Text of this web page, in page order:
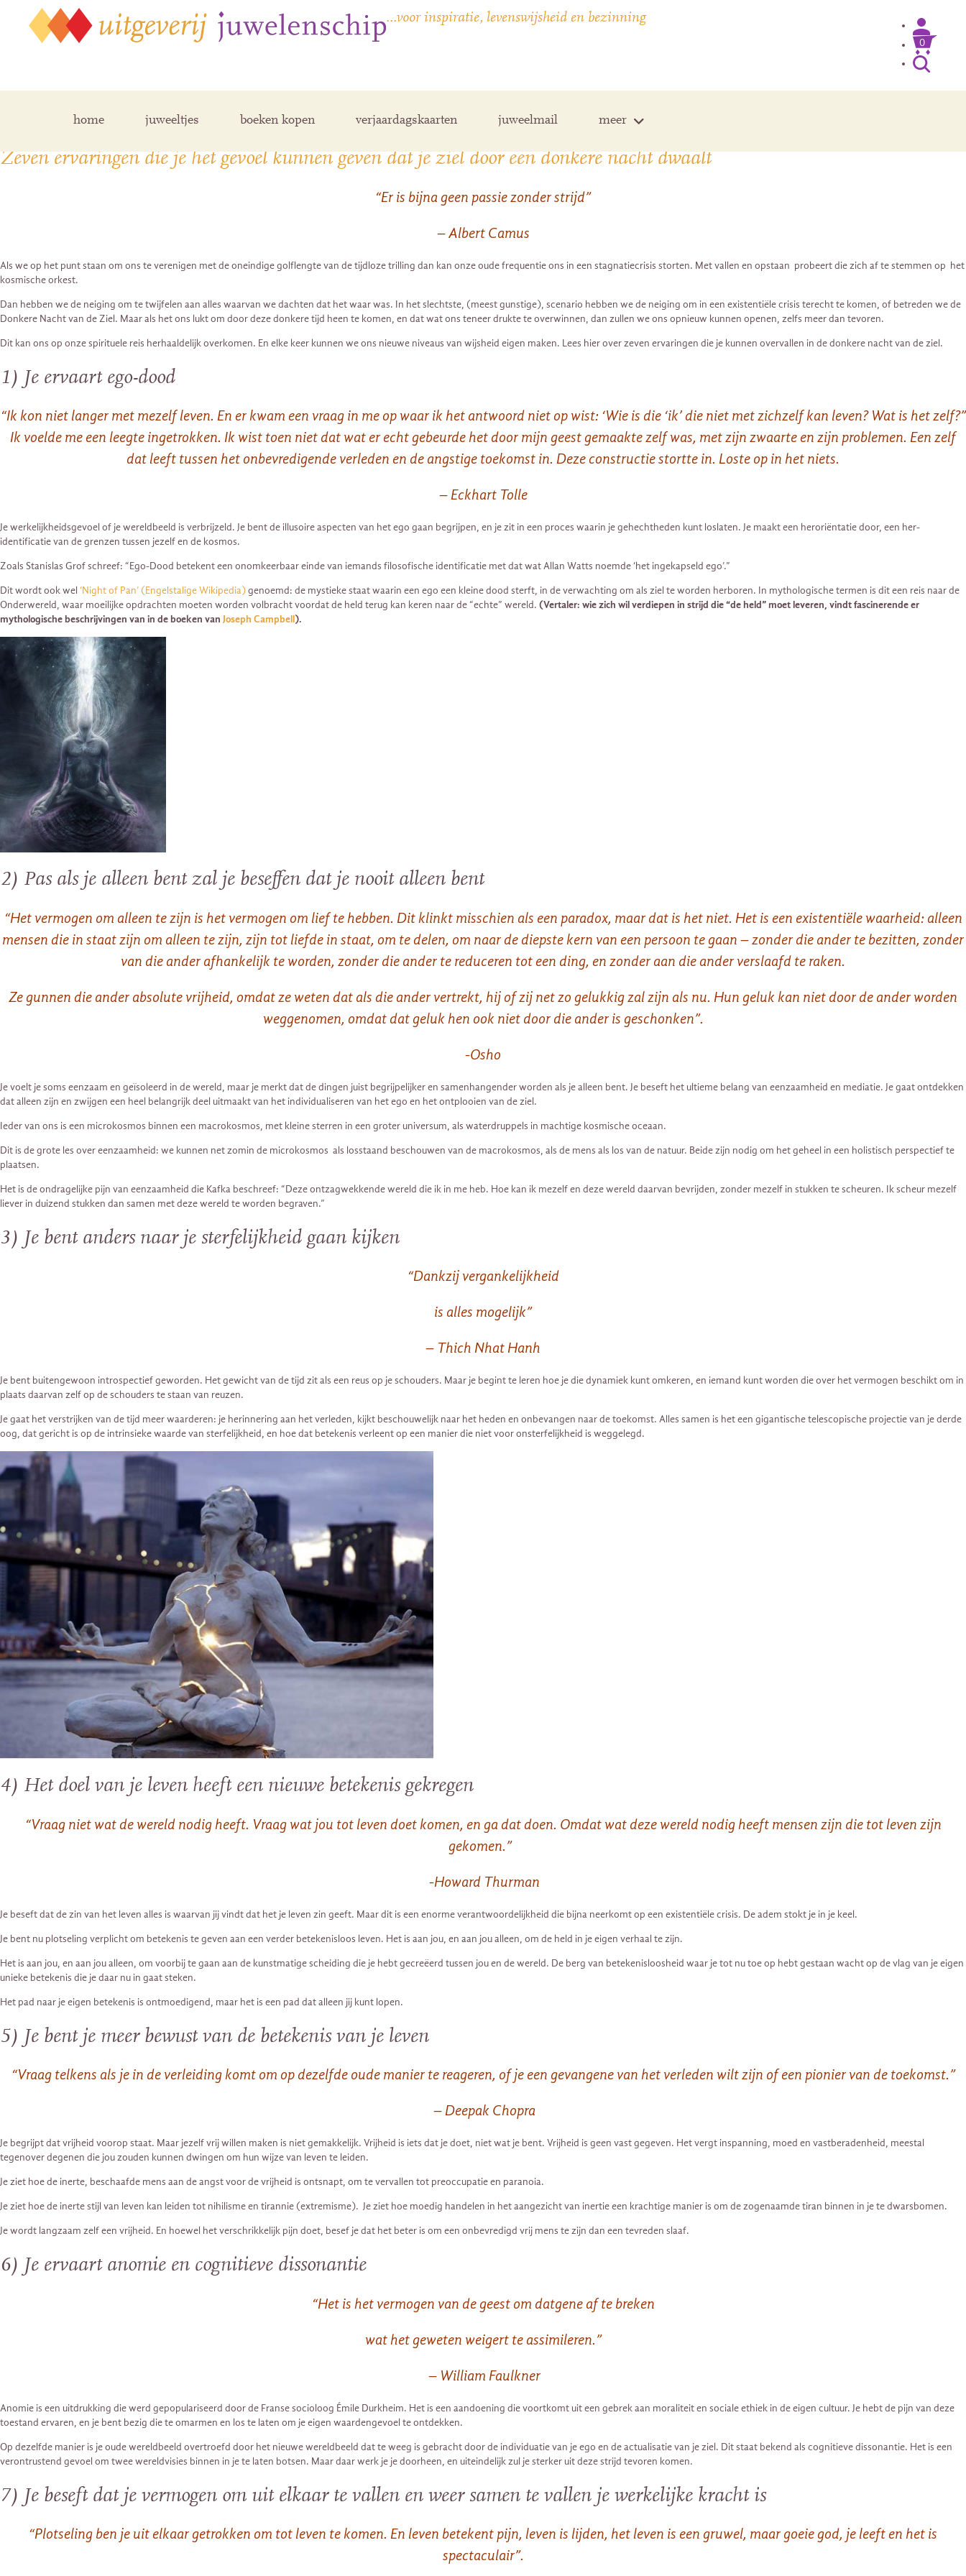
…voor inspiratie, levenswijsheid en bezinning
0
home juweeltjes boeken kopen verjaardagskaarten juweelmail meer
Archive for juli, 2018
Zeven ervaringen die je het gevoel kunnen geven dat je ziel door een donkere nacht dwaalt
“Er is bijna geen passie zonder strijd”
– Albert Camus
Als we op het punt staan om ons te verenigen met de oneindige golflengte van de tijdloze trilling dan kan onze oude frequentie ons in een stagnatiecrisis storten. Met vallen en opstaan probeert die zich af te stemmen op het
kosmische orkest.
Dan hebben we de neiging om te twijfelen aan alles waarvan we dachten dat het waar was. In het slechtste, (meest gunstige), scenario hebben we de neiging om in een existentiële crisis terecht te komen, of betreden we de
Donkere Nacht van de Ziel. Maar als het ons lukt om door deze donkere tijd heen te komen, en dat wat ons teneer drukte te overwinnen, dan zullen we ons opnieuw kunnen openen, zelfs meer dan tevoren.
Dit kan ons op onze spirituele reis herhaaldelijk overkomen. En elke keer kunnen we ons nieuwe niveaus van wijsheid eigen maken. Lees hier over zeven ervaringen die je kunnen overvallen in de donkere nacht van de ziel.
1) Je ervaart ego-dood
“Ik kon niet langer met mezelf leven. En er kwam een vraag in me op waar ik het antwoord niet op wist: ‘Wie is die ‘ik’ die niet met zichzelf kan leven? Wat is het zelf?”
Ik voelde me een leegte ingetrokken. Ik wist toen niet dat wat er echt gebeurde het door mijn geest gemaakte zelf was, met zijn zwaarte en zijn problemen. Een zelf
dat leeft tussen het onbevredigende verleden en de angstige toekomst in. Deze constructie stortte in. Loste op in het niets.
– Eckhart Tolle
Je werkelijkheidsgevoel of je wereldbeeld is verbrijzeld. Je bent de illusoire aspecten van het ego gaan begrijpen, en je zit in een proces waarin je gehechtheden kunt loslaten. Je maakt een heroriëntatie door, een her-
identificatie van de grenzen tussen jezelf en de kosmos.
Zoals Stanislas Grof schreef: “Ego-Dood betekent een onomkeerbaar einde van iemands filosofische identificatie met dat wat Allan Watts noemde ‘het ingekapseld ego’.”
Dit wordt ook wel ‘Night of Pan’ (Engelstalige Wikipedia)genoemd: de mystieke staat waarin een ego een kleine dood sterft, in de verwachting om als ziel te worden herboren. In mythologische termen is dit een reis naar de
Onderwereld, waar moeilijke opdrachten moeten worden volbracht voordat de held terug kan keren naar de “echte” wereld. (Vertaler: wie zich wil verdiepen in strijd die “de held” moet leveren, vindt fascinerende er
mythologische beschrijvingen van in de boeken van Joseph Campbell).
2) Pas als je alleen bent zal je beseffen dat je nooit alleen bent
“Het vermogen om alleen te zijn is het vermogen om lief te hebben. Dit klinkt misschien als een paradox, maar dat is het niet. Het is een existentiële waarheid: alleen
mensen die in staat zijn om alleen te zijn, zijn tot liefde in staat, om te delen, om naar de diepste kern van een persoon te gaan – zonder die ander te bezitten, zonder
van die ander afhankelijk te worden, zonder die ander te reduceren tot een ding, en zonder aan die ander verslaafd te raken.
Ze gunnen die ander absolute vrijheid, omdat ze weten dat als die ander vertrekt, hij of zij net zo gelukkig zal zijn als nu. Hun geluk kan niet door de ander worden
weggenomen, omdat dat geluk hen ook niet door die ander is geschonken”.
-Osho
Je voelt je soms eenzaam en geïsoleerd in de wereld, maar je merkt dat de dingen juist begrijpelijker en samenhangender worden als je alleen bent. Je beseft het ultieme belang van eenzaamheid en mediatie. Je gaat ontdekken
dat alleen zijn en zwijgen een heel belangrijk deel uitmaakt van het individualiseren van het ego en het ontplooien van de ziel.
Ieder van ons is een microkosmos binnen een macrokosmos, met kleine sterren in een groter universum, als waterdruppels in machtige kosmische oceaan.
Dit is de grote les over eenzaamheid: we kunnen net zomin de microkosmos als losstaand beschouwen van de macrokosmos, als de mens als los van de natuur. Beide zijn nodig om het geheel in een holistisch perspectief te
plaatsen.
Het is de ondragelijke pijn van eenzaamheid die Kafka beschreef: “Deze ontzagwekkende wereld die ik in me heb. Hoe kan ik mezelf en deze wereld daarvan bevrijden, zonder mezelf in stukken te scheuren. Ik scheur mezelf
liever in duizend stukken dan samen met deze wereld te worden begraven.”
3) Je bent anders naar je sterfelijkheid gaan kijken
“Dankzij vergankelijkheid
is alles mogelijk”
– Thich Nhat Hanh
Je bent buitengewoon introspectief geworden. Het gewicht van de tijd zit als een reus op je schouders. Maar je begint te leren hoe je die dynamiek kunt omkeren, en iemand kunt worden die over het vermogen beschikt om in
plaats daarvan zelf op de schouders te staan van reuzen.
Je gaat het verstrijken van de tijd meer waarderen: je herinnering aan het verleden, kijkt beschouwelijk naar het heden en onbevangen naar de toekomst. Alles samen is het een gigantische telescopische projectie van je derde
oog, dat gericht is op de intrinsieke waarde van sterfelijkheid, en hoe dat betekenis verleent op een manier die niet voor onsterfelijkheid is weggelegd.
4) Het doel van je leven heeft een nieuwe betekenis gekregen
“Vraag niet wat de wereld nodig heeft. Vraag wat jou tot leven doet komen, en ga dat doen. Omdat wat deze wereld nodig heeft mensen zijn die tot leven zijn
gekomen.”
-Howard Thurman
Je beseft dat de zin van het leven alles is waarvan jij vindt dat het je leven zin geeft. Maar dit is een enorme verantwoordelijkheid die bijna neerkomt op een existentiële crisis. De adem stokt je in je keel.
Je bent nu plotseling verplicht om betekenis te geven aan een verder betekenisloos leven. Het is aan jou, en aan jou alleen, om de held in je eigen verhaal te zijn.
Het is aan jou, en aan jou alleen, om voorbij te gaan aan de kunstmatige scheiding die je hebt gecreëerd tussen jou en de wereld. De berg van betekenisloosheid waar je tot nu toe op hebt gestaan wacht op de vlag van je eigen
unieke betekenis die je daar nu in gaat steken.
Het pad naar je eigen betekenis is ontmoedigend, maar het is een pad dat alleen jij kunt lopen.
5) Je bent je meer bewust van de betekenis van je leven
“Vraag telkens als je in de verleiding komt om op dezelfde oude manier te reageren, of je een gevangene van het verleden wilt zijn of een pionier van de toekomst.”
– Deepak Chopra
Je begrijpt dat vrijheid voorop staat. Maar jezelf vrij willen maken is niet gemakkelijk. Vrijheid is iets dat je doet, niet wat je bent. Vrijheid is geen vast gegeven. Het vergt inspanning, moed en vastberadenheid, meestal
tegenover degenen die jou zouden kunnen dwingen om hun wijze van leven te leiden.
Je ziet hoe de inerte, beschaafde mens aan de angst voor de vrijheid is ontsnapt, om te vervallen tot preoccupatie en paranoia.
Je ziet hoe de inerte stijl van leven kan leiden tot nihilisme en tirannie (extremisme). Je ziet hoe moedig handelen in het aangezicht van inertie een krachtige manier is om de zogenaamde tiran binnen in je te dwarsbomen.
Je wordt langzaam zelf een vrijheid. En hoewel het verschrikkelijk pijn doet, besef je dat het beter is om een onbevredigd vrij mens te zijn dan een tevreden slaaf.
6) Je ervaart anomie en cognitieve dissonantie
“Het is het vermogen van de geest om datgene af te breken
wat het geweten weigert te assimileren.”
– William Faulkner
Anomie is een uitdrukking die werd gepopulariseerd door de Franse socioloog Émile Durkheim. Het is een aandoening die voortkomt uit een gebrek aan moraliteit en sociale ethiek in de eigen cultuur. Je hebt de pijn van deze
toestand ervaren, en je bent bezig die te omarmen en los te laten om je eigen waardengevoel te ontdekken.
Op dezelfde manier is je oude wereldbeeld overtroefd door het nieuwe wereldbeeld dat te weeg is gebracht door de individuatie van je ego en de actualisatie van je ziel. Dit staat bekend als cognitieve dissonantie. Het is een
verontrustend gevoel om twee wereldvisies binnen in je te laten botsen. Maar daar werk je je doorheen, en uiteindelijk zul je sterker uit deze strijd tevoren komen.
7) Je beseft dat je vermogen om uit elkaar te vallen en weer samen te vallen je werkelijke kracht is
“Plotseling ben je uit elkaar getrokken om tot leven te komen. En leven betekent pijn, leven is lijden, het leven is een gruwel, maar goeie god, je leeft en het is
spectaculair”.